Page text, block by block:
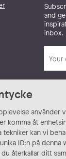
använder
komma åt
tekniker kan vi
ID:n på denna
återkallar ditt
and
inbox.